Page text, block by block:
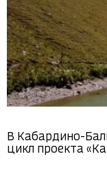
В Кабардино-
цикл проекта